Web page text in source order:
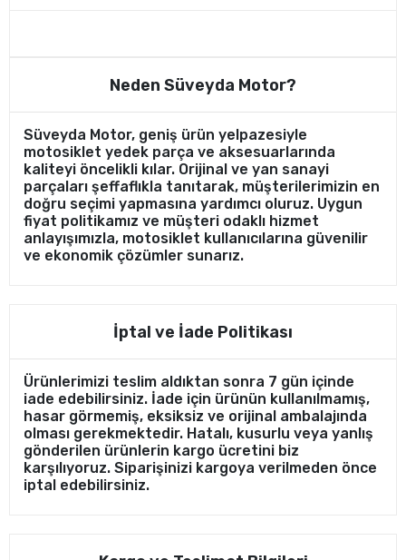
Neden Süveyda Motor?
Süveyda Motor, geniş ürün yelpazesiyle
motosiklet yedek parça ve aksesuarlarında
kaliteyi öncelikli kılar. Orijinal ve yan sanayi
parçaları şeffaflıkla tanıtarak, müşterilerimizin en
doğru seçimi yapmasına yardımcı oluruz. Uygun
fiyat politikamız ve müşteri odaklı hizmet
anlayışımızla, motosiklet kullanıcılarına güvenilir
ve ekonomik çözümler sunarız.
İptal ve İade Politikası
Ürünlerimizi teslim aldıktan sonra 7 gün içinde
iade edebilirsiniz. İade için ürünün kullanılmamış,
hasar görmemiş, eksiksiz ve orijinal ambalajında
olması gerekmektedir. Hatalı, kusurlu veya yanlış
gönderilen ürünlerin kargo ücretini biz
karşılıyoruz. Siparişinizi kargoya verilmeden önce
iptal edebilirsiniz.